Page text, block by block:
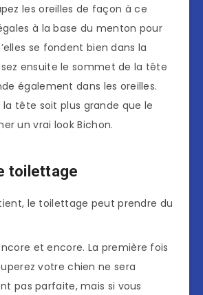
les oreilles de façon à ce
à la base du menton pour
se fondent bien dans la
ensuite le sommet de la tête
également dans les oreilles.
la tête soit plus grande que le
un vrai look Bichon.
toilettage
le toilettage peut prendre du
et encore. La première fois
votre chien ne sera
pas parfaite, mais si vous